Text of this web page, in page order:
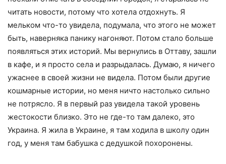
читать новости, потому что хотела отдохнуть. Я
мельком что-то увидела, подумала, что этого не может
быть, наверняка панику нагоняют. Потом стало больше
появляться этих историй. Мы вернулись в Оттаву, зашли
в кафе, и я просто села и разрыдалась. Думаю, я ничего
ужаснее в своей жизни не видела. Потом были другие
кошмарные истории, но меня ничто настолько сильно
не потрясло. Я в первый раз увидела такой уровень
жестокости близко. Это не где-то там далеко, это
Украина. Я жила в Украине, я там ходила в школу один
год, у меня там бабушка с дедушкой похоронены.